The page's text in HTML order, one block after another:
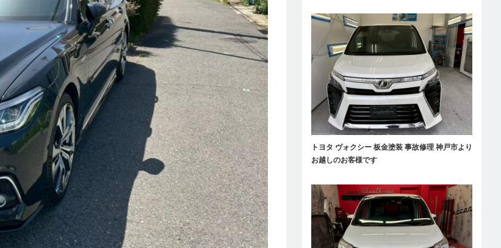
トヨタ ヴォクシー 板金塗装 事故修理 神戸市より
お越しのお客様です